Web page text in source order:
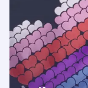
Folies